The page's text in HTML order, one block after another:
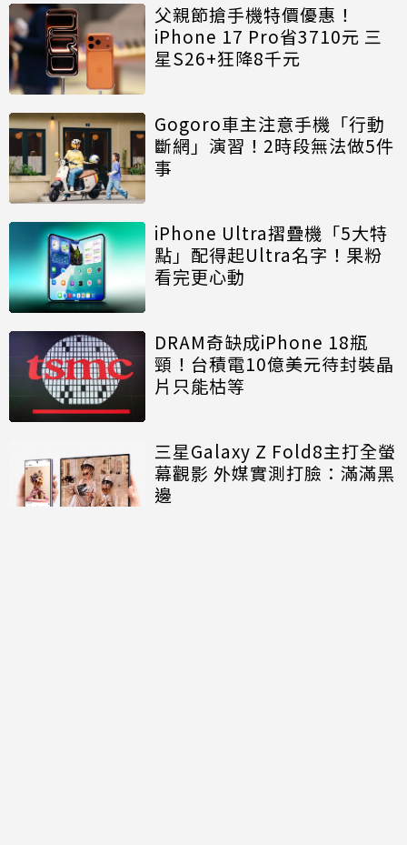
父親節搶手機特價優惠！
iPhone 17 Pro省3710元 三
星S26+狂降8千元
Gogoro車主注意手機「行動
斷網」演習！2時段無法做5件
事
iPhone Ultra摺疊機「5大特
點」配得起Ultra名字！果粉
看完更心動
DRAM奇缺成iPhone 18瓶
頸！台積電10億美元待封裝晶
片只能枯等
三星Galaxy Z Fold8主打全螢
幕觀影 外媒實測打臉：滿滿黑
邊